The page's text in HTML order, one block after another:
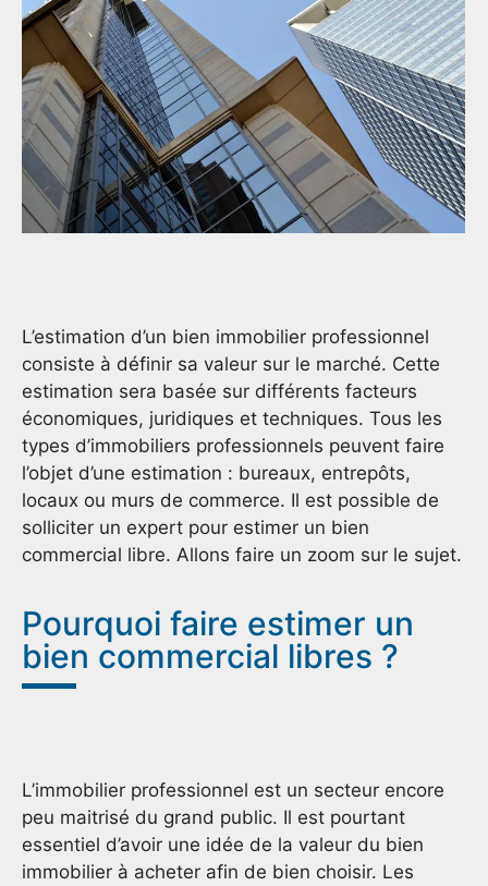
L’estimation d’un bien immobilier professionnel
consiste à définir sa valeur sur le marché. Cette
estimation sera basée sur différents facteurs
économiques, juridiques et techniques. Tous les
types d’immobiliers professionnels peuvent faire
l’objet d’une estimation : bureaux, entrepôts,
locaux ou murs de commerce. Il est possible de
solliciter un expert pour estimer un bien
commercial libre. Allons faire un zoom sur le sujet.
Pourquoi faire estimer un
bien commercial libres ?
L’immobilier professionnel est un secteur encore
peu maitrisé du grand public. Il est pourtant
essentiel d’avoir une idée de la valeur du bien
immobilier à acheter afin de bien choisir. Les